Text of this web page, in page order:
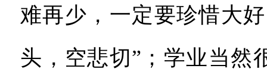
难再少，一定要珍惜大
头，空悲切”；学业当然